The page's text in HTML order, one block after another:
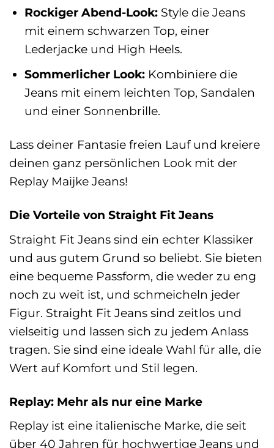
Rockiger Abend-Look:Style die Jeans
mit einem schwarzen Top, einer
Lederjacke und High Heels.
Sommerlicher Look:Kombiniere die
Jeans mit einem leichten Top, Sandalen
und einer Sonnenbrille.
Lass deiner Fantasie freien Lauf und kreiere
deinen ganz persönlichen Look mit der
Replay Maijke Jeans!
Die Vorteile von Straight Fit Jeans
Straight Fit Jeans sind ein echter Klassiker
und aus gutem Grund so beliebt. Sie bieten
eine bequeme Passform, die weder zu eng
noch zu weit ist, und schmeicheln jeder
Figur. Straight Fit Jeans sind zeitlos und
vielseitig und lassen sich zu jedem Anlass
tragen. Sie sind eine ideale Wahl für alle, die
Wert auf Komfort und Stil legen.
Replay: Mehr als nur eine Marke
Replay ist eine italienische Marke, die seit
über 40 Jahren für hochwertige Jeans und